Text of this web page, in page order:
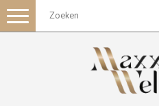
Toggle
navigation